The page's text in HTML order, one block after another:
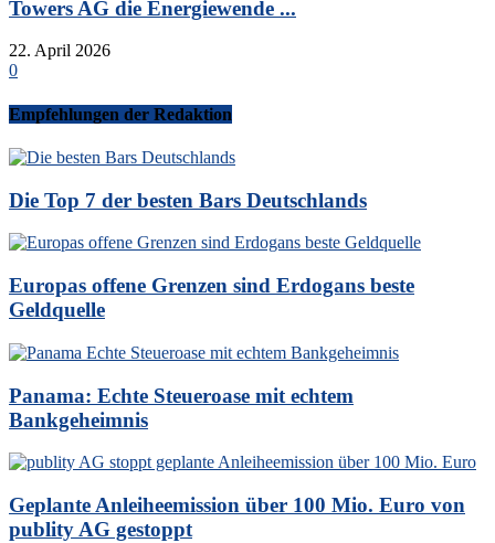
Towers AG die Energiewende ...
22. April 2026
0
Empfehlungen der Redaktion
Die Top 7 der besten Bars Deutschlands
Europas offene Grenzen sind Erdogans beste
Geldquelle
Panama: Echte Steueroase mit echtem
Bankgeheimnis
Geplante Anleiheemission über 100 Mio. Euro von
publity AG gestoppt